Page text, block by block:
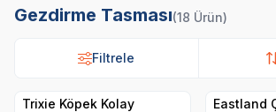
Gezdirme Tasması(18 Ürün)
Filtrele
Filtrele
Trixie Köpek Kolay
Eastland